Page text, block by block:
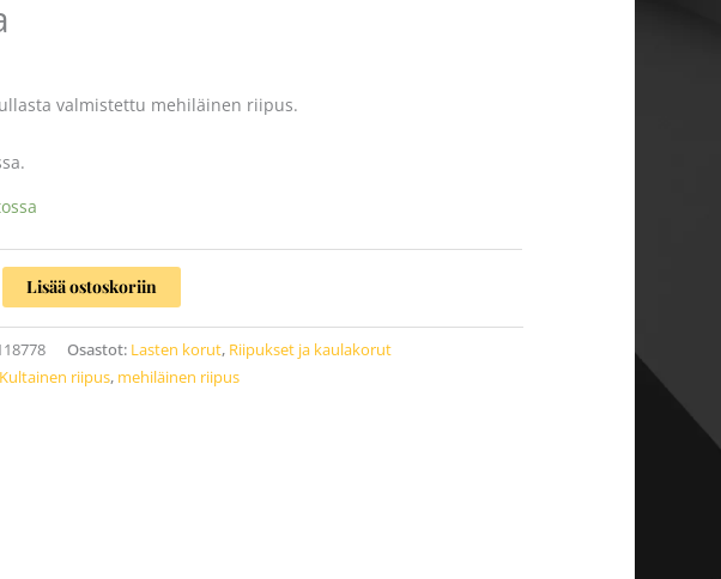
valmistettu mehiläinen riipus.
Lisää ostoskoriin
Osastot: Lasten korut, Riipukset ja kaulakorut
Kultainen riipus, mehiläinen riipus